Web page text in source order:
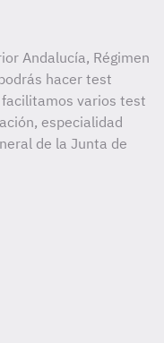
Andalucía, Régimen
hacer test
facilitamos varios test
especialidad
de la Junta de